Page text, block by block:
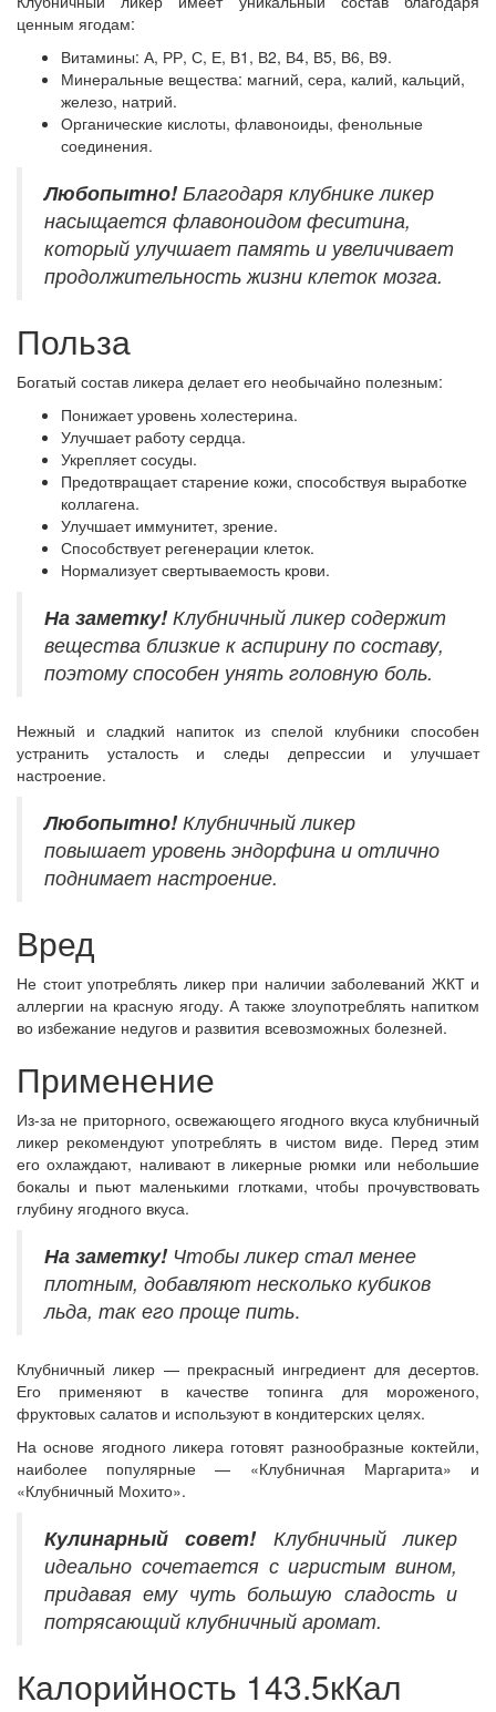
ценным ягодам:
Витамины: А, РР, С, Е, В1, В2, В4, В5, В6, В9.
Минеральные вещества: магний, сера, калий, кальций,
железо, натрий.
Органические кислоты, флавоноиды, фенольные
соединения.
Любопытно!Благодаря клубнике ликер
насыщается флавоноидом феситина,
который улучшает память и увеличивает
продолжительность жизни клеток мозга.
Польза
Богатый состав ликера делает его необычайно полезным:
Понижает уровень холестерина.
Улучшает работу сердца.
Укрепляет сосуды.
Предотвращает старение кожи, способствуя выработке
коллагена.
Улучшает иммунитет, зрение.
Способствует регенерации клеток.
Нормализует свертываемость крови.
На заметку!Клубничный ликер содержит
вещества близкие к аспирину по составу,
поэтому способен унять головную боль.
Нежный и сладкий напиток из спелой клубники способен
устранить усталость и следы депрессии и улучшает
настроение.
Любопытно!Клубничный ликер
повышает уровень эндорфина и отлично
поднимает настроение.
Вред
Не стоит употреблять ликер при наличии заболеваний ЖКТ и
аллергии на красную ягоду. А также злоупотреблять напитком
во избежание недугов и развития всевозможных болезней.
Применение
Из-за не приторного, освежающего ягодного вкуса клубничный
ликер рекомендуют употреблять в чистом виде. Перед этим
его охлаждают, наливают в ликерные рюмки или небольшие
бокалы и пьют маленькими глотками, чтобы прочувствовать
глубину ягодного вкуса.
На заметку!Чтобы ликер стал менее
плотным, добавляют несколько кубиков
льда, так его проще пить.
Клубничный ликер — прекрасный ингредиент для десертов.
Его применяют в качестве топинга для мороженого,
фруктовых салатов и используют в кондитерских целях.
На основе ягодного ликера готовят разнообразные коктейли,
наиболее популярные — «Клубничная Маргарита» и
«Клубничный Мохито».
Кулинарныйсовет!Клубничный ликер
идеально сочетается с игристым вином,
придавая ему чуть большую сладость и
потрясающий клубничный аромат.
Калорийность 143.5кКал